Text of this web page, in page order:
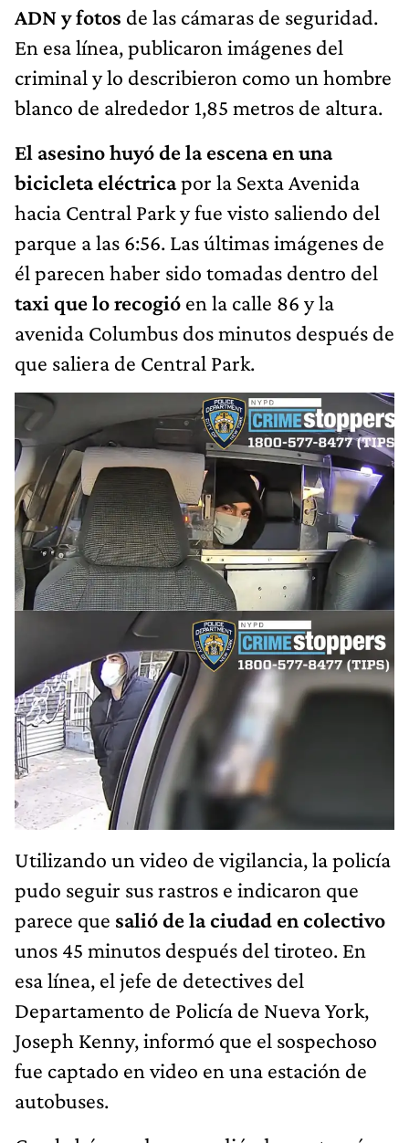
ADN y fotos de las cámaras de seguridad.
En esa línea, publicaron imágenes del
criminal y lo describieron como un hombre
blanco de alrededor 1,85 metros de altura.
El asesino huyó de la escena en una
bicicleta eléctricapor la Sexta Avenida
hacia Central Park y fue visto saliendo del
parque a las 6:56. Las últimas imágenes de
él parecen haber sido tomadas dentro del
taxi que lo recogió en la calle 86 y la
avenida Columbus dos minutos después de
que saliera de Central Park.
Utilizando un video de vigilancia, la policía
pudo seguir sus rastros e indicaron que
parece que salió de la ciudad en colectivo
unos 45 minutos después del tiroteo. En
esa línea, el jefe de detectives del
Departamento de Policía de Nueva York,
Joseph Kenny, informó que el sospechoso
fue captado en video en una estación de
autobuses.